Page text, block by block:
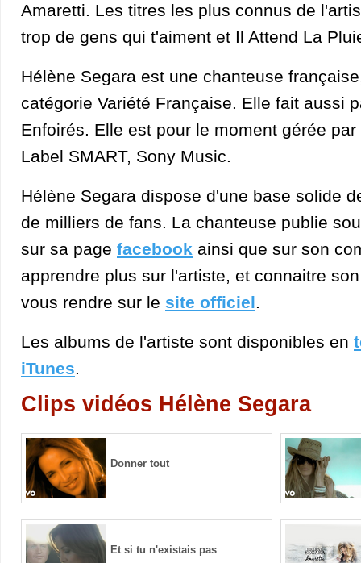
Amaretti. Les titres les plus connus de
trop de gens qui t'aiment et Il Attend La
Hélène Segara est une chanteuse
catégorie Variété Française. Elle fait aussi
Enfoirés. Elle est pour le moment gérée
Label SMART, Sony Music.
Hélène Segara dispose d'une base solide
de milliers de fans. La chanteuse publie
sur sa page facebook ainsi que sur son
apprendre plus sur l'artiste, et connaitre
vous rendre sur le site officiel.
Les albums de l'artiste sont disponibles en
iTunes.
Clips vidéos Hélène Segara
Donner tout
Et si tu n'existais pas